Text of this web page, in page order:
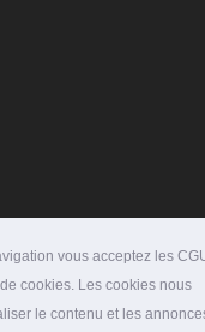
vous acceptez les
cookies. Les cookies nous
le contenu et les